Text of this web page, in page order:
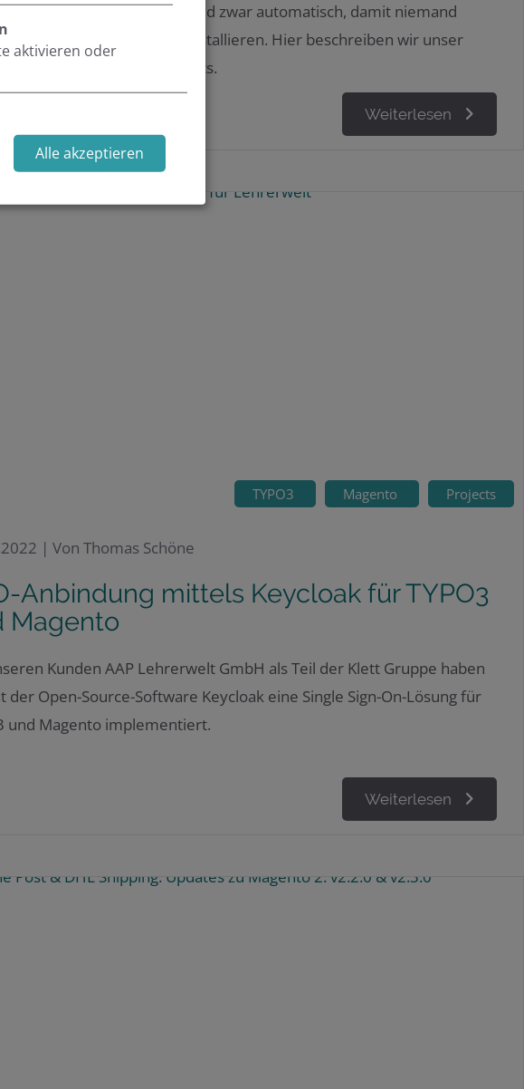
zu schließen – und zwar automatisch, damit niemand
muss, Updates zu installieren. Hier beschreiben wir unser
für Nightly Builds und Rollouts.
Weiterlesen
TYPO3 Magento Projects
| Von Thomas Schöne
Anbindung mittels Keycloak für TYPO3
Magento
Kunden AAP Lehrerwelt GmbH als Teil der Klett Gruppe haben
der Open-Source-Software Keycloak eine Single Sign-On-Lösung für
und Magento implementiert.
Weiterlesen
aktivieren oder
Alle akzeptieren